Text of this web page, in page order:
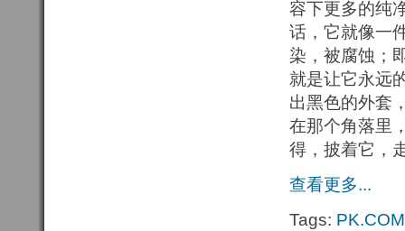
容下更多的纯
话，它就像一
染，被腐蚀；
就是让它永远
出黑色的外套
在那个角落里
得，披着它，
查看更多...
Tags: